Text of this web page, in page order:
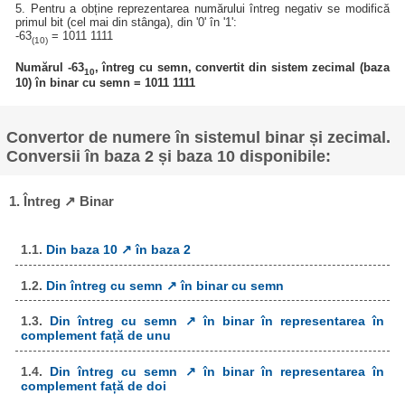
5. Pentru a obține reprezentarea numărului întreg negativ se modifică
primul bit (cel mai din stânga), din '0' în '1':
-63(10) = 1011 1111
Numărul -6310, întreg cu semn, convertit din sistem zecimal (baza
10) în binar cu semn = 1011 1111
Convertor de numere în sistemul binar și zecimal.
Conversii în baza 2 și baza 10 disponibile:
1. Întreg ↗ Binar
1.1. Din baza 10 ↗ în baza 2
1.2. Din întreg cu semn ↗ în binar cu semn
1.3. Din întreg cu semn ↗ în binar în representarea în
complement față de unu
1.4. Din întreg cu semn ↗ în binar în representarea în
complement față de doi